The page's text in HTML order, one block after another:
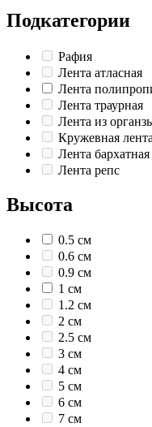
Подкатегории
Рафия
Лента атласная
Лента
Лента траурная
Лента из
Кружевная лента
Лента бархатная
Лента репс
Высота
0.5 см
0.6 см
0.9 см
1 см
1.2 см
2 см
2.5 см
3 см
4 см
5 см
6 см
7 см